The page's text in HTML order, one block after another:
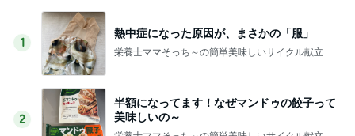
1
熱中症になった原因が、まさかの「服」
栄養士ママそっち～の簡単美味しいサイクル献立
2
半額になってます！なぜマンドゥの餃子って
美味しいの～